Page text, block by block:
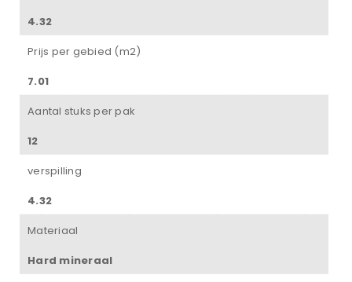
4.32
Prijs per gebied (m2)
7.01
Aantal stuks per pak
12
verspilling
4.32
Materiaal
Hard mineraal